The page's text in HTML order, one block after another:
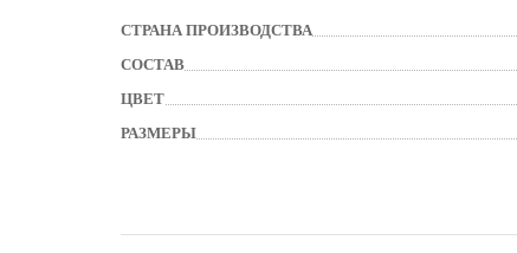
СТРАНА ПРОИЗВОДСТВА
СОСТАВ
ЦВЕТ
РАЗМЕРЫ